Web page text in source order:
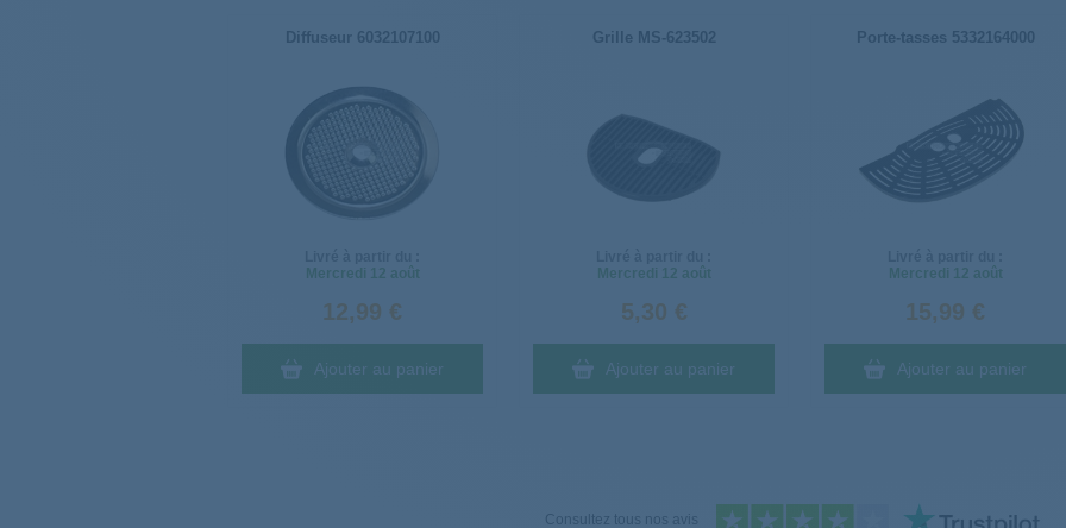
Diffuseur 6032107100
Mercredi
12 août
12,99 €
Ajouter au panier
Grille MS-623502
Mercredi
12 août
5,30 €
Ajouter au panier
Porte-tasses 5332164000
Mercredi
12 août
15,99 €
Ajouter au panier
Consultez tous nos avis